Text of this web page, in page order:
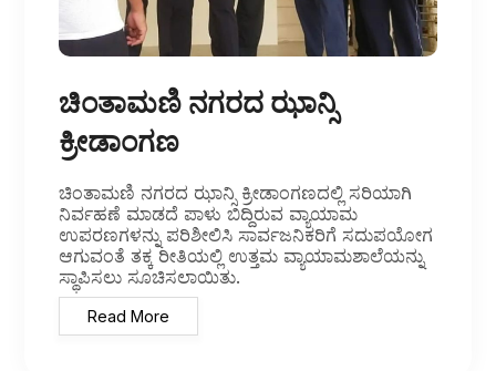
ಚಿಂತಾಮಣಿ ನಗರದ ಝಾನ್ಸಿ
ಕ್ರೀಡಾಂಗಣ
ಚಿಂತಾಮಣಿ ನಗರದ ಝಾನ್ಸಿ ಕ್ರೀಡಾಂಗಣದಲ್ಲಿ ಸರಿಯಾಗಿ
ನಿರ್ವಹಣೆ ಮಾಡದೆ ಪಾಳು ಬಿದ್ದಿರುವ ವ್ಯಾಯಾಮ
ಉಪರಣಗಳನ್ನು ಪರಿಶೀಲಿಸಿ ಸಾರ್ವಜನಿಕರಿಗೆ ಸದುಪಯೋಗ
ಆಗುವಂತೆ ತಕ್ಕ ರೀತಿಯಲ್ಲಿ ಉತ್ತಮ ವ್ಯಾಯಾಮಶಾಲೆಯನ್ನು
ಸ್ಥಾಪಿಸಲು ಸೂಚಿಸಲಾಯಿತು.
Read More